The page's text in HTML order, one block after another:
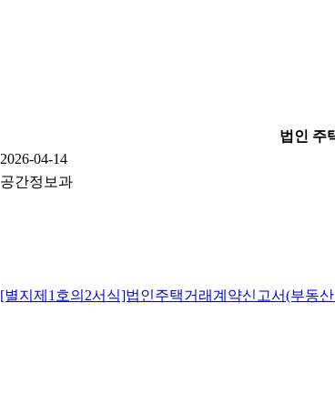
법인 주
2026-04-14
공간정보과
[별지제1호의2서식]법인주택거래계약신고서(부동